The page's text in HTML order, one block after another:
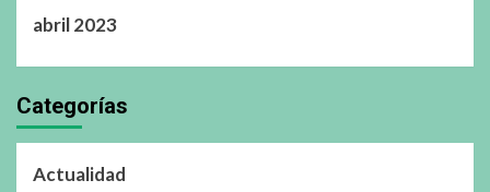
abril 2023
Categorías
Actualidad